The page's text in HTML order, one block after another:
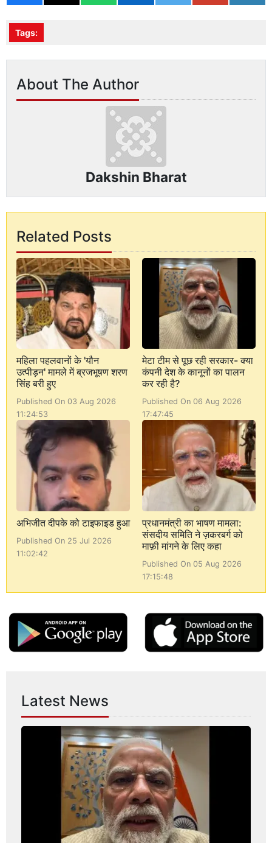
Tags:
About The Author
Dakshin Bharat
Related Posts
महिला पहलवानों के 'यौन
उत्पीड़न' मामले में ब्रजभूषण शरण
सिंह बरी हुए
Published On 03 Aug 2026
11:24:53
मेटा टीम से पूछ रही सरकार- क्या
कंपनी देश के कानूनों का पालन
कर रही है?
Published On 06 Aug 2026
17:47:45
अभिजीत दीपके को टाइफाइड हुआ
Published On 25 Jul 2026
11:02:42
प्रधानमंत्री का भाषण मामला:
संसदीय समिति ने ज़करबर्ग को
माफ़ी मांगने के लिए कहा
Published On 05 Aug 2026
17:15:48
Latest News